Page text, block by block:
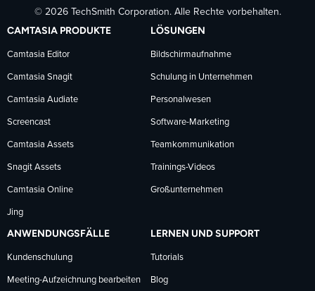
auf
Facebook
folgen
auf
LinkedIn
folgen
auf
YouTube
folgen
© 2026 TechSmith Corporation. Alle Rechte vorbehalten.
CAMTASIA PRODUKTE
Camtasia Editor
Camtasia Snagit
Camtasia Audiate
Screencast
Camtasia Assets
Snagit Assets
Camtasia Online
Jing
LÖSUNGEN
Bildschirmaufnahme
Schulung in Unternehmen
Personalwesen
Software-Marketing
Teamkommunikation
Trainings-Videos
Großunternehmen
ANWENDUNGSFÄLLE
Kundenschulung
Meeting-Aufzeichnung bearbeiten
LERNEN UND SUPPORT
Tutorials
Blog